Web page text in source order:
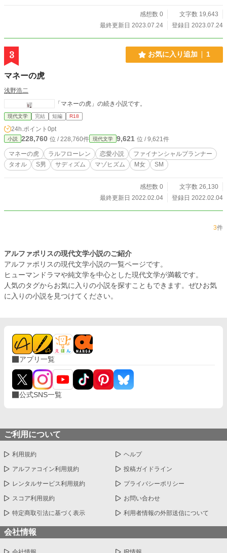
感想数 0
文字数 19,643
最終更新日 2023.07.24
登録日 2023.07.24
3 お気に入り追加 1
マネーの虎
浅野浩二
「マネーの虎」の続き小説です。
現代文学 完結 短編 R18
24h.ポイント 0pt
小説 228,760 位 / 228,760件 現代文学 9,621 位 / 9,621件
マネーの虎 ラルフローレン 恋愛小説
ファイナンシャルプランナー
タオル
S男 サディズム マゾヒズム М女 SМ
感想数 0
文字数 26,130
最終更新日 2022.02.04
登録日 2022.02.04
3件
アルファポリスの現代文学小説のご紹介
アルファポリスの現代文学小説の一覧ページです。
ヒューマンドラマや純文学を中心とした現代文学が満載です。
人気のタグからお気に入りの小説を探すこともできます。ぜひお気
に入りの小説を見つけてください。
アプリ一覧
公式SNS一覧
ご利用について
利用規約 ヘルプ
アルファコイン利用規約 投稿ガイドライン
レンタルサービス利用規約 プライバシーポリシー
スコア利用規約 お問い合わせ
特定商取引法に基づく表示 利用者情報の外部送信について
会社情報